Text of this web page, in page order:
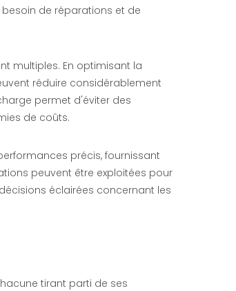
de réparations et de
multiples. En optimisant la
réduire considérablement
permet d'éviter des
de coûts.
précis, fournissant
peuvent être exploitées pour
éclairées concernant les
tirant parti de ses